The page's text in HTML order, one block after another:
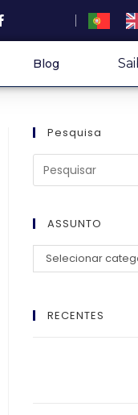
Blog
Pesquisa
ASSUNTO
Selecionar
RECENTES